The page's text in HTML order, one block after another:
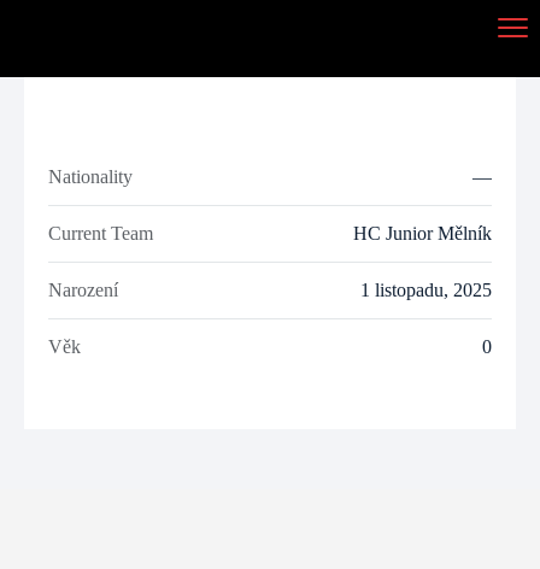
Nationality —
Current Team HC Junior Mělník
Narození 1 listopadu, 2025
Věk 0